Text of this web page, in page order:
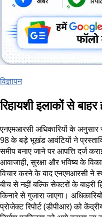
विज्ञापन
रिहायशी इलाकों से बाहर
एनएमआरसी अधिकारियों के
98 के बड़े भूखंड आवंटियों ने
समीप बनाए जाने पर आपत्ति दर्ज
आवाजाही, सुरक्षा और भविष्य के
विचार करने के बाद एनएमआरसी ने
बीच से नहीं बल्कि सेक्टरों के बाहरी
किनारे से गुजारा जाएगा।
प्रोजेक्ट रिपोर्ट (डीपीआर) को